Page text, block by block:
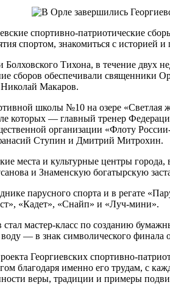
спортивно-патриотические
спортом, знакомиться с историей
Тихона, в течение двух
обеспечивали священники
Макаров.
школы №10 на озере «Светлая
которых — главный тренер
организации «Флоту
Ступин и Дмитрий Митрохин.
места и культурные центры
и Знаменскую богатырскую
парусного спорта и в регате
«Кадет», «Снайп» и «Луч-мини».
мастер-класс по созданию
— в знак символического финала
Георгиевских спортивно-
благодаря именно его трудам, с
веры, традиции и примеры